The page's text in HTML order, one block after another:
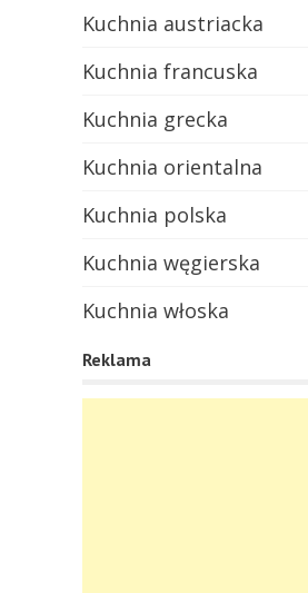
Kuchnia austriacka
Kuchnia francuska
Kuchnia grecka
Kuchnia orientalna
Kuchnia polska
Kuchnia węgierska
Kuchnia włoska
Reklama